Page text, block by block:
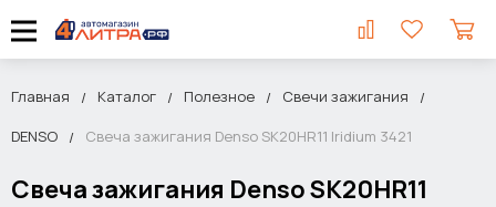
Главная Каталог Полезное
Свечи зажигания
DENSO
Свеча зажигания Denso SK20HR11 Iridium 3421
Свеча зажигания Denso SK20HR11